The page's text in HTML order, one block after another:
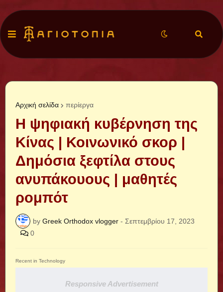
Αρχική σελίδα περίεργα
Η ψηφιακή κυβέρνηση της
Κίνας | Κοινωνικό σκορ |
Δημόσια ξεφτίλα στους
ανυπάκουους | μαθητές
ρομπότ
by Greek Orthodox vlogger - Σεπτεμβρίου 17, 2023
0
Recent in Technology
Responsive Advertisement